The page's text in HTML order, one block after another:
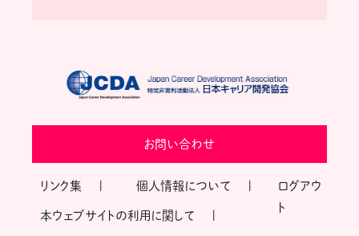
お問い合わせ
リンク集 個人情報について
本ウェブサイトの利用に関して
ログアウ
ト